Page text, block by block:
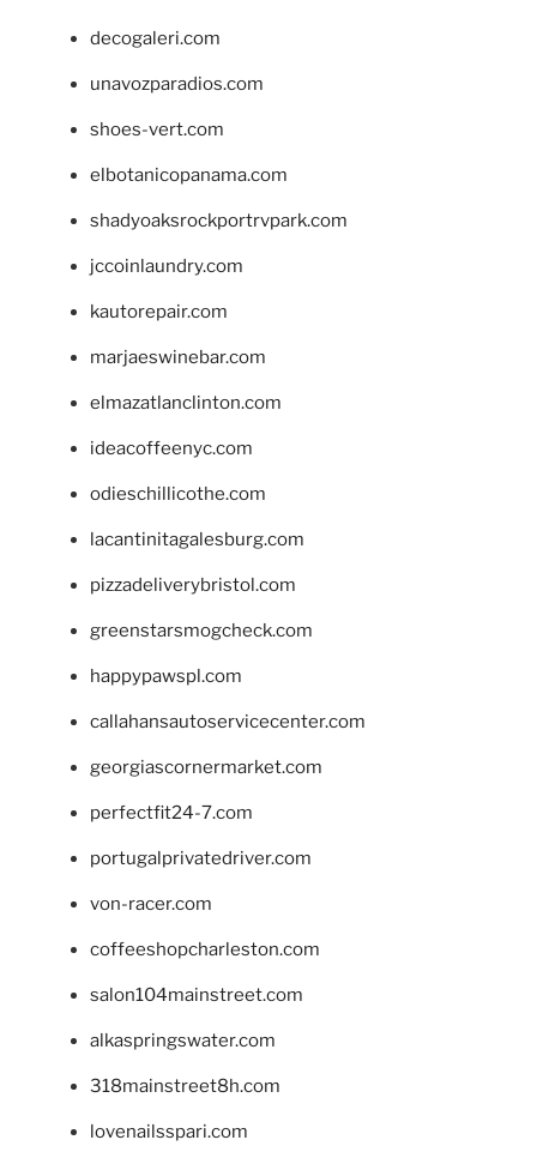
decogaleri.com
unavozparadios.com
shoes-vert.com
elbotanicopanama.com
shadyoaksrockportrvpark.com
jccoinlaundry.com
kautorepair.com
marjaeswinebar.com
elmazatlanclinton.com
ideacoffeenyc.com
odieschillicothe.com
lacantinitagalesburg.com
pizzadeliverybristol.com
greenstarsmogcheck.com
happypawspl.com
callahansautoservicecenter.com
georgiascornermarket.com
perfectfit24-7.com
portugalprivatedriver.com
von-racer.com
coffeeshopcharleston.com
salon104mainstreet.com
alkaspringswater.com
318mainstreet8h.com
lovenailsspari.com